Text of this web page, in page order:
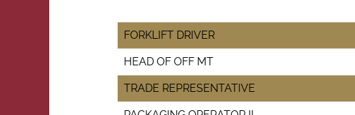
FORKLIFT DRIVER
HEAD OF OFF MT
TRADE REPRESENTATIVE